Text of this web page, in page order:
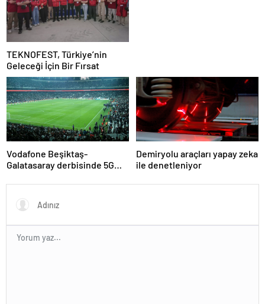
TEKNOFEST, Türkiye’nin
Geleceği İçin Bir Fırsat
Vodafone Beşiktaş-
Galatasaray derbisinde 5G
Demiryolu araçları yapay zeka
ile denetleniyor